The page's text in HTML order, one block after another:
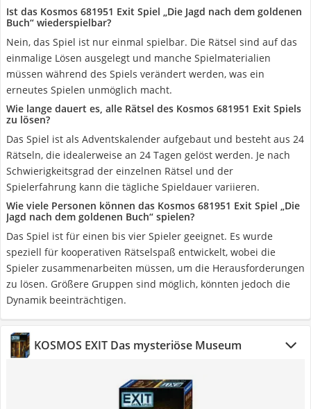
Ist das Kosmos 681951 Exit Spiel „Die Jagd nach dem goldenen
Buch“ wiederspielbar?
Nein, das Spiel ist nur einmal spielbar. Die Rätsel sind auf das
einmalige Lösen ausgelegt und manche Spielmaterialien
müssen während des Spiels verändert werden, was ein
erneutes Spielen unmöglich macht.
Wie lange dauert es, alle Rätsel des Kosmos 681951 Exit Spiels
zu lösen?
Das Spiel ist als Adventskalender aufgebaut und besteht aus 24
Rätseln, die idealerweise an 24 Tagen gelöst werden. Je nach
Schwierigkeitsgrad der einzelnen Rätsel und der
Spielerfahrung kann die tägliche Spieldauer variieren.
Wie viele Personen können das Kosmos 681951 Exit Spiel „Die
Jagd nach dem goldenen Buch“ spielen?
Das Spiel ist für einen bis vier Spieler geeignet. Es wurde
speziell für kooperativen Rätselspaß entwickelt, wobei die
Spieler zusammenarbeiten müssen, um die Herausforderungen
zu lösen. Größere Gruppen sind möglich, könnten jedoch die
Dynamik beeinträchtigen.
KOSMOS EXIT Das mysteriöse Museum